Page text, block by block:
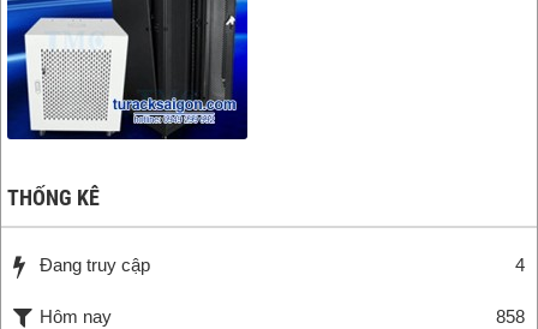
THỐNG KÊ
Đang truy cập 4
Hôm nay
858